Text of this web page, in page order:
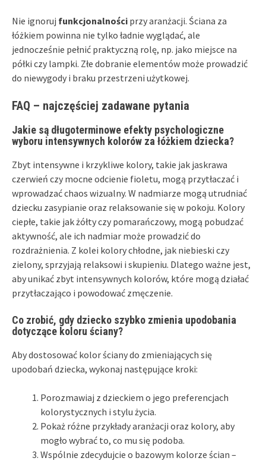
Nie ignoruj funkcjonalności przy aranżacji. Ściana za
łóżkiem powinna nie tylko ładnie wyglądać, ale
jednocześnie pełnić praktyczną rolę, np. jako miejsce na
półki czy lampki. Złe dobranie elementów może prowadzić
do niewygody i braku przestrzeni użytkowej.
FAQ – najczęściej zadawane pytania
Jakie są długoterminowe efekty psychologiczne
wyboru intensywnych kolorów za łóżkiem dziecka?
Zbyt intensywne i krzykliwe kolory, takie jak jaskrawa
czerwień czy mocne odcienie fioletu, mogą przytłaczać i
wprowadzać chaos wizualny. W nadmiarze mogą utrudniać
dziecku zasypianie oraz relaksowanie się w pokoju. Kolory
ciepłe, takie jak żółty czy pomarańczowy, mogą pobudzać
aktywność, ale ich nadmiar może prowadzić do
rozdrażnienia. Z kolei kolory chłodne, jak niebieski czy
zielony, sprzyjają relaksowi i skupieniu. Dlatego ważne jest,
aby unikać zbyt intensywnych kolorów, które mogą działać
przytłaczająco i powodować zmęczenie.
Co zrobić, gdy dziecko szybko zmienia upodobania
dotyczące koloru ściany?
Aby dostosować kolor ściany do zmieniających się
upodobań dziecka, wykonaj następujące kroki:
Porozmawiaj z dzieckiem o jego preferencjach
kolorystycznych i stylu życia.
Pokaż różne przykłady aranżacji oraz kolory, aby
mogło wybrać to, co mu się podoba.
Wspólnie zdecydujcie o bazowym kolorze ścian –